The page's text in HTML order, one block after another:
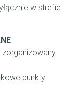
w strefie
punkty